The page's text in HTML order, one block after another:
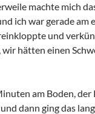
machte mich
ich war gerade am
und
hätten einen
am Boden, der
dann ging das